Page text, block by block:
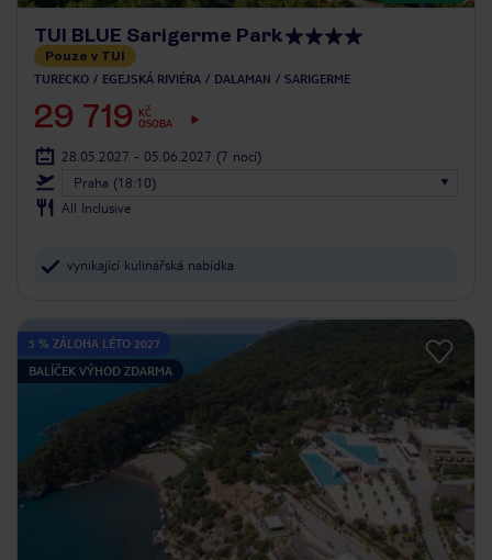
TUI BLUE Sarigerme Park
Pouze v TUI
TURECKO EGEJSKÁ RIVIÉRA DALAMAN SARIGERME
29 719
KČ
OSOBA
28.05.2027 - 05.06.2027 (7 nocí)
Praha (18:10)
All Inclusive
vynikající kulinářská nabídka
5 % ZÁLOHA LÉTO 2027
BALÍČEK VÝHOD ZDARMA